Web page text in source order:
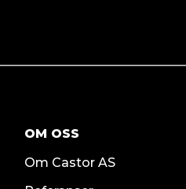
OM OSS
Om Castor AS